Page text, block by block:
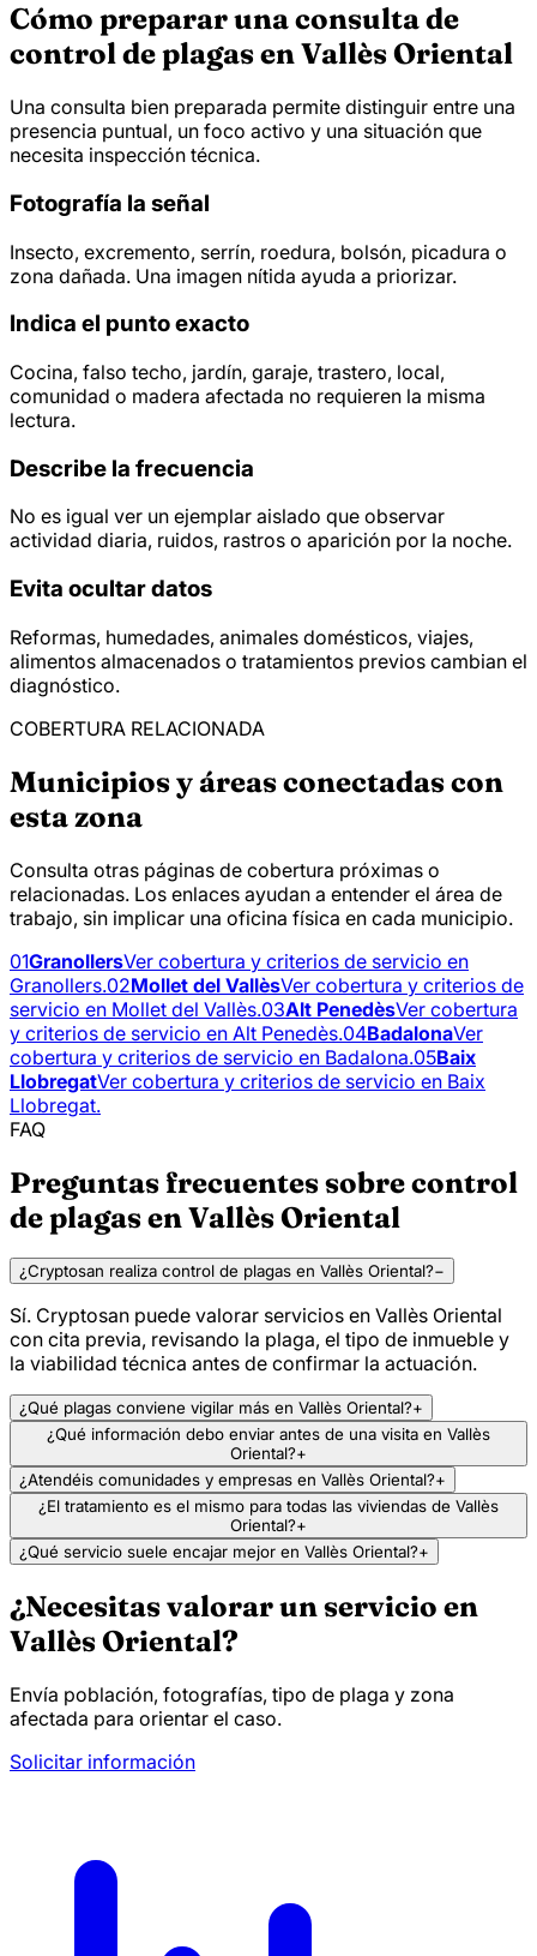
Cómo preparar una consulta de
control de plagas en Vallès Oriental
Una consulta bien preparada permite distinguir entre una
presencia puntual, un foco activo y una situación que
necesita inspección técnica.
Fotografía la señal
Insecto, excremento, serrín, roedura, bolsón, picadura o
zona dañada. Una imagen nítida ayuda a priorizar.
Indica el punto exacto
Cocina, falso techo, jardín, garaje, trastero, local,
comunidad o madera afectada no requieren la misma
lectura.
Describe la frecuencia
No es igual ver un ejemplar aislado que observar
actividad diaria, ruidos, rastros o aparición por la noche.
Evita ocultar datos
Reformas, humedades, animales domésticos, viajes,
alimentos almacenados o tratamientos previos cambian el
diagnóstico.
COBERTURA RELACIONADA
Municipios y áreas conectadas con
esta zona
Consulta otras páginas de cobertura próximas o
relacionadas. Los enlaces ayudan a entender el área de
trabajo, sin implicar una oficina física en cada municipio.
01GranollersVer cobertura y criterios de servicio en
Granollers.02Mollet del VallèsVer cobertura y criterios de
servicio en Mollet del Vallès.03Alt PenedèsVer cobertura
y criterios de servicio en Alt Penedès.04BadalonaVer
cobertura y criterios de servicio en Badalona.05Baix
LlobregatVer cobertura y criterios de servicio en Baix
Llobregat.
FAQ
Preguntas frecuentes sobre control
de plagas en Vallès Oriental
¿Cryptosan realiza control de plagas en Vallès Oriental?−
Sí. Cryptosan puede valorar servicios en Vallès Oriental
con cita previa, revisando la plaga, el tipo de inmueble y
la viabilidad técnica antes de confirmar la actuación.
¿Qué plagas conviene vigilar más en Vallès Oriental?+
¿Qué información debo enviar antes de una visita en Vallès
Oriental?+
¿Atendéis comunidades y empresas en Vallès Oriental?+
¿El tratamiento es el mismo para todas las viviendas de Vallès
Oriental?+
¿Qué servicio suele encajar mejor en Vallès Oriental?+
¿Necesitas valorar un servicio en
Vallès Oriental?
Envía población, fotografías, tipo de plaga y zona
afectada para orientar el caso.
Solicitar información